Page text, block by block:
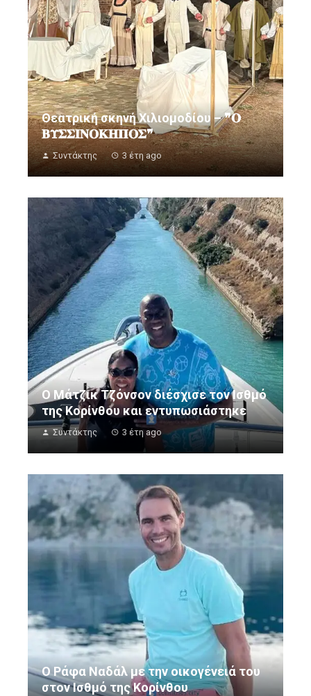
Θεατρική σκηνή Χιλιομοδίου – ❞𝚶
𝚩𝚼𝚺𝚺𝚰𝚴𝚶𝚱𝚮𝚷𝚶𝚺❞
Συντάκτης 3 έτη ago
Ο Μάτζικ Τζόνσον διέσχισε τον Ισθμό
της Κορίνθου και εντυπωσιάστηκε
Συντάκτης 3 έτη ago
O Ράφα Ναδάλ με την οικογένειά του
στον Ισθμό της Κορίνθου